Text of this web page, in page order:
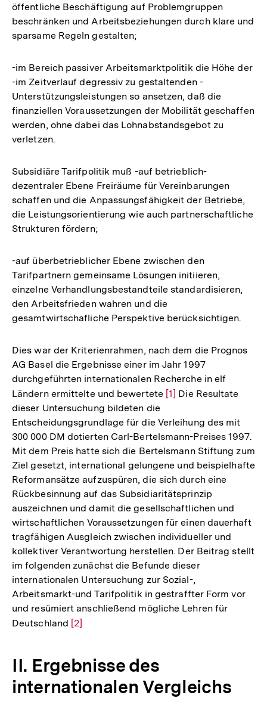
öffentliche Beschäftigung auf Problemgruppen
beschränken und Arbeitsbeziehungen durch klare und
sparsame Regeln gestalten;
-im Bereich passiver Arbeitsmarktpolitik die Höhe der
-im Zeitverlauf degressiv zu gestaltenden -
Unterstützungsleistungen so ansetzen, daß die
finanziellen Voraussetzungen der Mobilität geschaffen
werden, ohne dabei das Lohnabstandsgebot zu
verletzen.
Subsidiäre Tarifpolitik muß -auf betrieblich-
dezentraler Ebene Freiräume für Vereinbarungen
schaffen und die Anpassungsfähigkeit der Betriebe,
die Leistungsorientierung wie auch partnerschaftliche
Strukturen fördern;
-auf überbetrieblicher Ebene zwischen den
Tarifpartnern gemeinsame Lösungen initiieren,
einzelne Verhandlungsbestandteile standardisieren,
den Arbeitsfrieden wahren und die
gesamtwirtschafliche Perspektive berücksichtigen.
Dies war der Kriterienrahmen, nach dem die Prognos
AG Basel die Ergebnisse einer im Jahr 1997
durchgeführten internationalen Recherche in elf
Ländern ermittelte und bewertete Zur
der
Fußnote
[1] Die Resultate
dieser Untersuchung bildeten die
Entscheidungsgrundlage für die Verleihung des mit
300 000 DM dotierten Carl-Bertelsmann-Preises 1997.
Mit dem Preis hatte sich die Bertelsmann Stiftung zum
Ziel gesetzt, international gelungene und beispielhafte
Reformansätze aufzuspüren, die sich durch eine
Rückbesinnung auf das Subsidiaritätsprinzip
auszeichnen und damit die gesellschaftlichen und
wirtschaftlichen Voraussetzungen für einen dauerhaft
tragfähigen Ausgleich zwischen individueller und
kollektiver Verantwortung herstellen. Der Beitrag stellt
im folgenden zunächst die Befunde dieser
internationalen Untersuchung zur Sozial-,
Arbeitsmarkt-und Tarifpolitik in gestraffter Form vor
und resümiert anschließend mögliche Lehren für
Deutschland Zur
Fußnote
[2]
II. Ergebnisse des
internationalen Vergleichs